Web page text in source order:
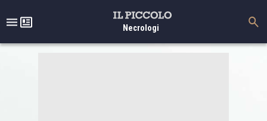
Necrologi